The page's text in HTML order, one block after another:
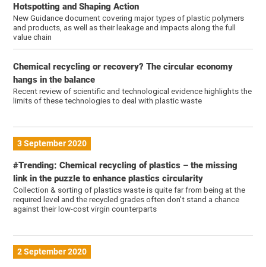
Hotspotting and Shaping Action
New Guidance document covering major types of plastic polymers
and products, as well as their leakage and impacts along the full
value chain
Chemical recycling or recovery? The circular economy
hangs in the balance
Recent review of scientific and technological evidence highlights the
limits of these technologies to deal with plastic waste
3 September 2020
#Trending: Chemical recycling of plastics – the missing
link in the puzzle to enhance plastics circularity
Collection & sorting of plastics waste is quite far from being at the
required level and the recycled grades often don’t stand a chance
against their low-cost virgin counterparts
2 September 2020